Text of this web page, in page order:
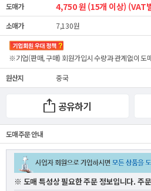
도매가
4,750 원 (15개 이상) (VAT
소매가 7,130원
※기업(판매, 구매) 회원가입시 수량과 관계없이도
원산지 중국
공유하기
도매 주문 안내
※ 도매 특성상 필요한 주문 정보입니다. 주